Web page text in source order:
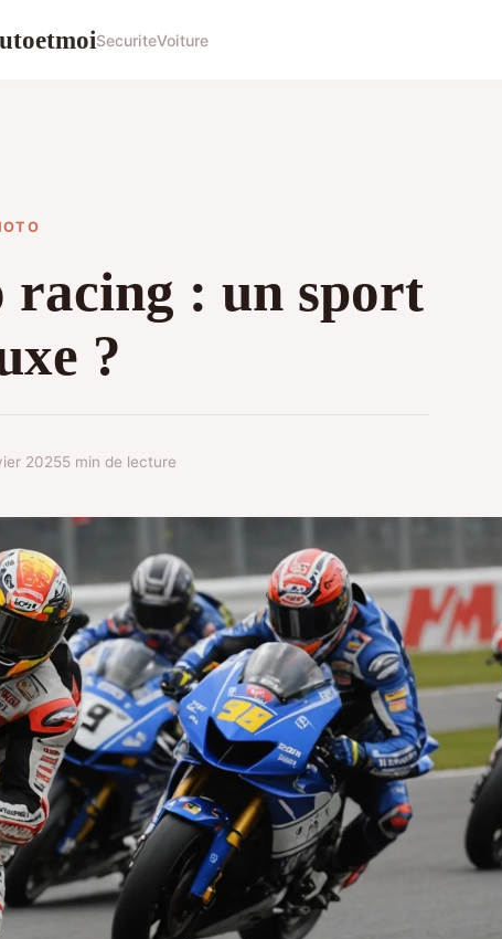
SecuriteVoiture
racing : un sport
?
20255 min de lecture